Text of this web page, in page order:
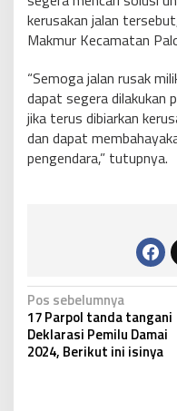
kerusakan jalan
Makmur Kecamatan
“Semoga jalan rusak
dapat segera dilakukan
jika terus dibiarkan
dan dapat
pengendara,” tutupnya.
N
a
v
Pos sebelumnya
17 Parpol tanda tangani
Deklarasi Pemilu Damai
2024, Berikut ini isinya